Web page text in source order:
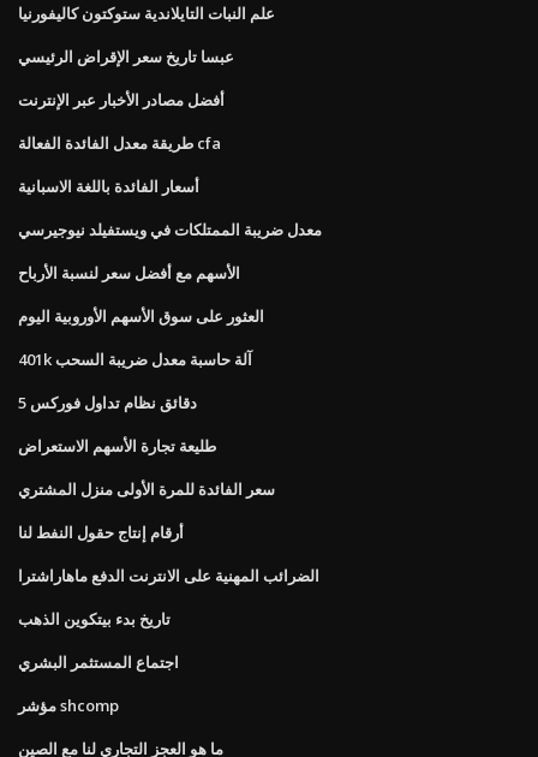
علم النبات التايلاندية ستوكتون كاليفورنيا
عبسا تاريخ سعر الإقراض الرئيسي
أفضل مصادر الأخبار عبر الإنترنت
طريقة معدل الفائدة الفعالة cfa
أسعار الفائدة باللغة الاسبانية
معدل ضريبة الممتلكات في ويستفيلد نيوجيرسي
الأسهم مع أفضل سعر لنسبة الأرباح
العثور على سوق الأسهم الأوروبية اليوم
401k آلة حاسبة معدل ضريبة السحب
5 دقائق نظام تداول فوركس
طليعة تجارة الأسهم الاستعراض
سعر الفائدة للمرة الأولى منزل المشتري
أرقام إنتاج حقول النفط لنا
الضرائب المهنية على الانترنت الدفع ماهاراشترا
تاريخ بدء بيتكوين الذهب
اجتماع المستثمر البشري
مؤشر shcomp
ما هو العجز التجاري لنا مع الصين